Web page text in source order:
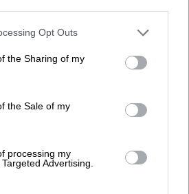
Opt Outs
the Sharing of my
the Sale of my
processing my
Advertising.
ese impuesto progresivo que
y Pedro Sánchez en el seno
la propuesta del líder de Unidas
considerarse gran fortuna, y
más acorde con los conceptos
segundo, al tiempo que
tanto para los niveles
tramos más altos. Esta es una
consensuar por los expertos de